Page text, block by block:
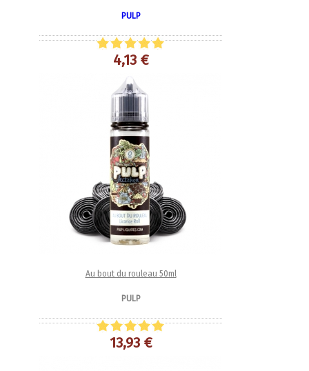
PULP
4,13 €
Au bout du rouleau 50ml
PULP
13,93 €